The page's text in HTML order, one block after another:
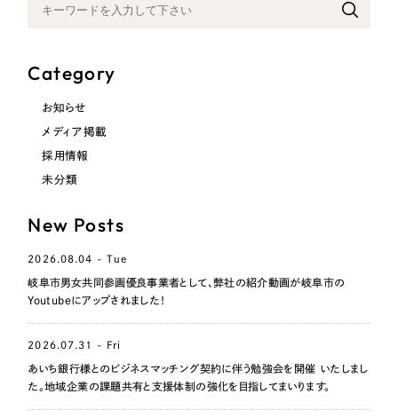
Category
お知らせ
メディア掲載
採用情報
未分類
New Posts
2026.08.04 - Tue
岐阜市男女共同参画優良事業者として、弊社の紹介動画が岐阜市の
Youtubeにアップされました！
2026.07.31 - Fri
あいち銀行様とのビジネスマッチング契約に伴う勉強会を開催 いたしまし
た。地域企業の課題共有と支援体制の強化を目指してまいります。